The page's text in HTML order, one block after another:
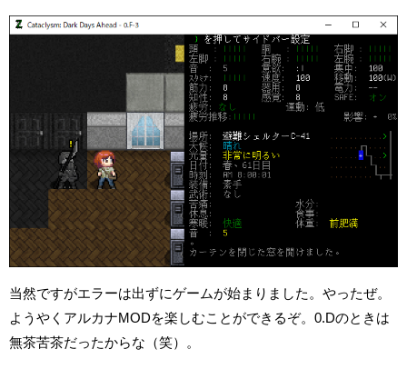
当然ですがエラーは出ずにゲームが始まりました。やったぜ。
ようやくアルカナMODを楽しむことができるぞ。0.Dのときは
無茶苦茶だったからな（笑）。